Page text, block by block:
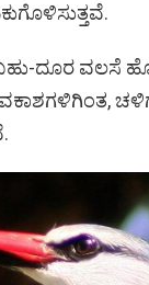
ಬಹು-ದೂರ ವಲಸೆ